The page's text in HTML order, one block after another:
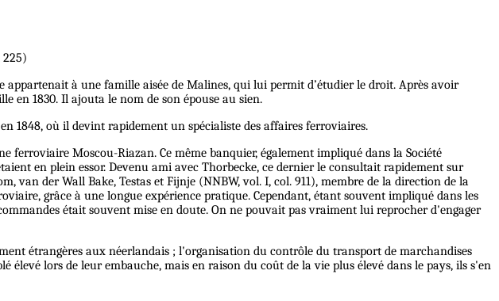
225)
appartenait à une famille aisée de Malines, qui lui permit d’étudier le droit. Après avoir
en 1830. Il ajouta le nom de son épouse au sien.
1848, où il devint rapidement un spécialiste des affaires ferroviaires.
Moscou-Riazan. Ce même banquier, également impliqué dans la Société
en plein essor. Devenu ami avec Thorbecke, ce dernier le consultait rapidement sur
van der Wall Bake, Testas et Fijnje (NNBW, vol. I, col. 911), membre de la direction de la
grâce à une longue expérience pratique. Cependant, étant souvent impliqué dans les
était souvent mise en doute. On ne pouvait pas vraiment lui reprocher d'engager
étrangères aux néerlandais ; l'organisation du contrôle du transport de marchandises
lors de leur embauche, mais en raison du coût de la vie plus élevé dans le pays, ils s'en